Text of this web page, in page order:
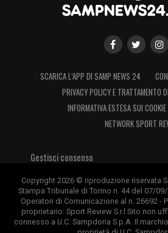
type=3&theater
Natale a Terrazza
type=3&theater
Natale a Terrazza
type=3&theater
Natale a Terrazza
https://
SCARICA L’APP DI SAMP NEWS 24
PRIVACY POLICY E TRATTAMENTO
INFORMATIVA ESTESA SUI
NETWORK SPORT
Gestisci consenso
Copyright 2026 © riproduzione riservata
Stampa Tribunale di Torino n. 44 del 07/
Operatori di Comunicazione al n. 26692 -
proprietario: Sport Review S.r.l Sito non
connesso a U.C. Sampdoria S.p.A. Il